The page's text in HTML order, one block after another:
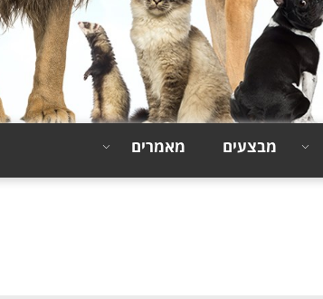
מבצעים מאמרים